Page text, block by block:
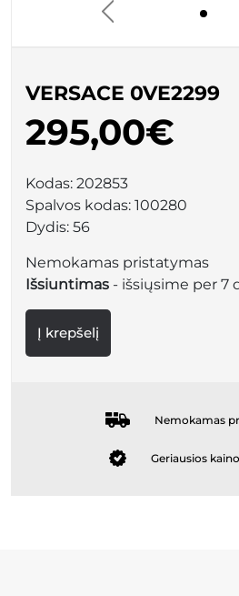
VERSACE 0VE2299
295,00€
Kodas: 202853
Spalvos kodas: 100280
Dydis: 56
Nemokamas pristatymas
Išsiuntimas - išsiųsime per 7
Į krepšelį
Nemokamas
Geriausios